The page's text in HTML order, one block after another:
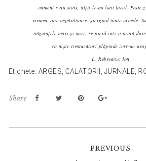
oameni s-au stins, alţii le-au luat locul. Peste
vremea vine nepăsătoare, ştergînd toate urmele.
năzuinţele mari şi mici, se pierd într-o taină
ca nişte tremurători plăpînde într-un
L. Rebreanu; Ion
Etichete: ARGES, CALATORII , JURNALE,
Share
PREVIOUS